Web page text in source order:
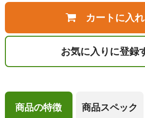
カートに入
お気に入りに登録
商品の特徴 商品スペック